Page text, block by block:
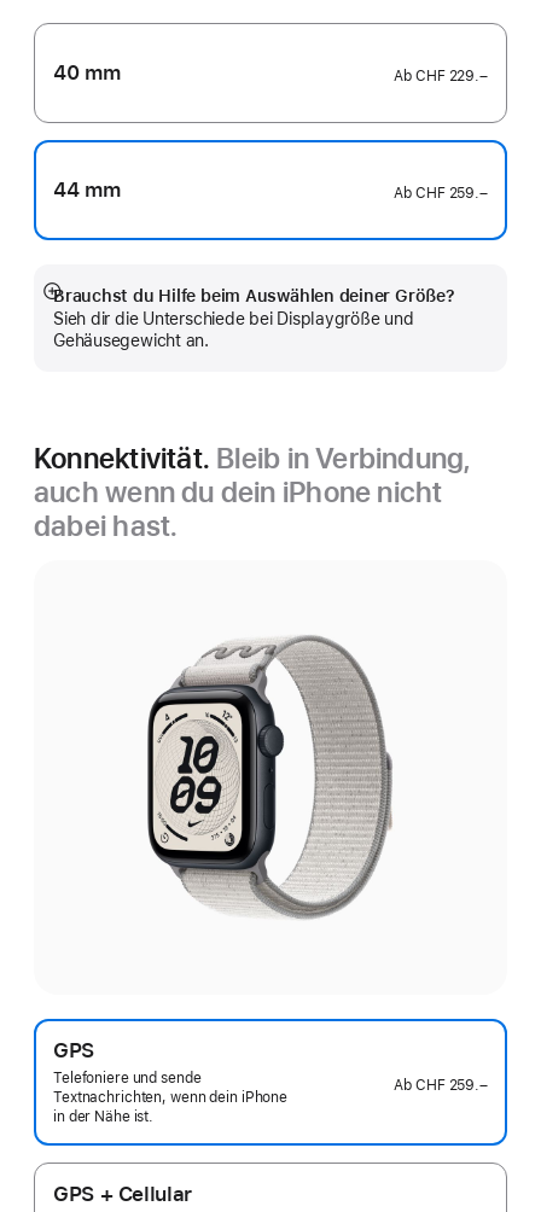
40 mm AbCHF 229.–
44 mm AbCHF 259.–
Brauchst du Hilfe beim Auswählen deiner Größe?
Sieh dir die Unterschiede bei Displaygröße und
Gehäusegewicht an.
Mehr
anzeigen
Konnektivität. Bleib in Verbindung,
auch wenn du dein iPhone nicht
dabei hast.
GPS
Telefoniere und sende
Textnachrichten, wenn dein iPhone
in der Nähe ist.
AbCHF 259.–
GPS + Cellular